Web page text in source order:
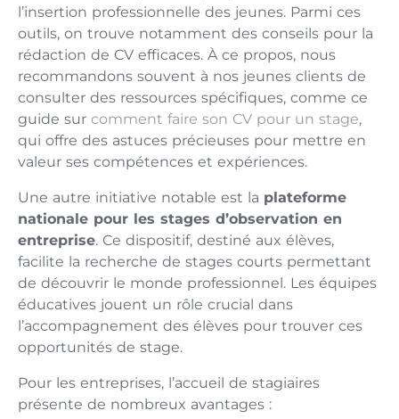
l’insertion professionnelle des jeunes. Parmi ces
outils, on trouve notamment des conseils pour la
rédaction de CV efficaces. À ce propos, nous
recommandons souvent à nos jeunes clients de
consulter des ressources spécifiques, comme ce
guide sur comment faire son CV pour un stage,
qui offre des astuces précieuses pour mettre en
valeur ses compétences et expériences.
Une autre initiative notable est la plateforme
nationale pour les stages d’observation en
entreprise. Ce dispositif, destiné aux élèves,
facilite la recherche de stages courts permettant
de découvrir le monde professionnel. Les équipes
éducatives jouent un rôle crucial dans
l’accompagnement des élèves pour trouver ces
opportunités de stage.
Pour les entreprises, l’accueil de stagiaires
présente de nombreux avantages :